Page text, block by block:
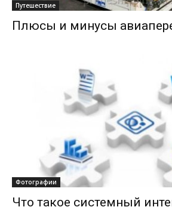
Путешествие
Плюсы и минусы
Фотографии
Что такое системный